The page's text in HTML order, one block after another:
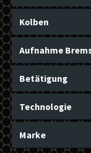
Kolben
Aufnahme
Betätigung
Technologie
Marke